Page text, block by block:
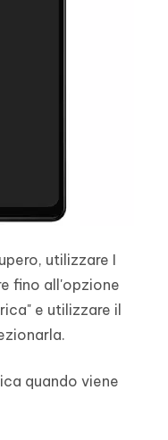
utilizzare I
fino all'opzione
e utilizzare il
quando viene